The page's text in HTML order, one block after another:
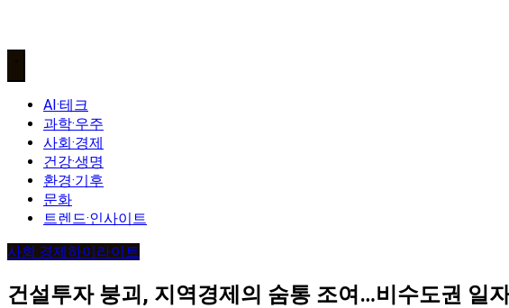
AI·테크
과학·우주
사회·경제
건강·생명
환경·기후
문화
트렌드·인사이트
사회·경제하이라이트
건설투자 붕괴, 지역경제의 숨통 조여…비수도권 일